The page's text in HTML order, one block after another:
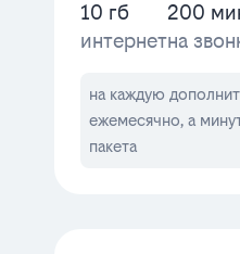
10 гб
интернет
200
на
на каждую
ежемесячно, а
пакета